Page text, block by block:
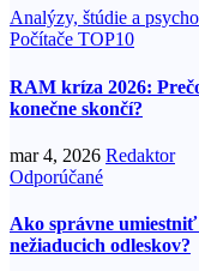
Analýzy, štúdie a
Počítače TOP10
RAM kríza 2026:
konečne skončí?
mar 4, 2026 Redaktor
Odporúčané
Ako správne
nežiaducich odleskov?